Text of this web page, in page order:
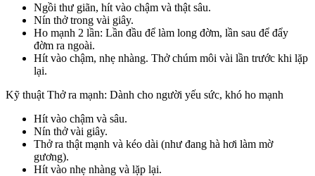
Ngồi thư giãn, hít vào chậm và thật sâu.
Nín thở trong vài giây.
Ho mạnh 2 lần: Lần đầu để làm long đờm, lần sau để đẩy
đờm ra ngoài.
Hít vào chậm, nhẹ nhàng. Thở chúm môi vài lần trước khi lặp
lại.
Kỹ thuật Thở ra mạnh: Dành cho người yếu sức, khó ho mạnh
Hít vào chậm và sâu.
Nín thở vài giây.
Thở ra thật mạnh và kéo dài (như đang hà hơi làm mờ
gương).
Hít vào nhẹ nhàng và lặp lại.